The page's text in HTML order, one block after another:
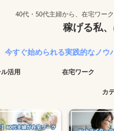
40代・50代主婦から、在宅ワー
稼げる私、
れる実践的なノウハウをPDFで
活用 在宅ワーク
カ